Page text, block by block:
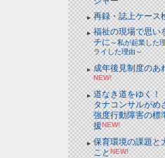
再録・誌上ケース
福祉の現場で思い
チに～私が起業した
ライした理由～
成年後見制度のあ
NEW!
道なき道をゆく
タナコンサルが
強度行動障害の標
援NEW!
保育環境の課題と
ことNEW!